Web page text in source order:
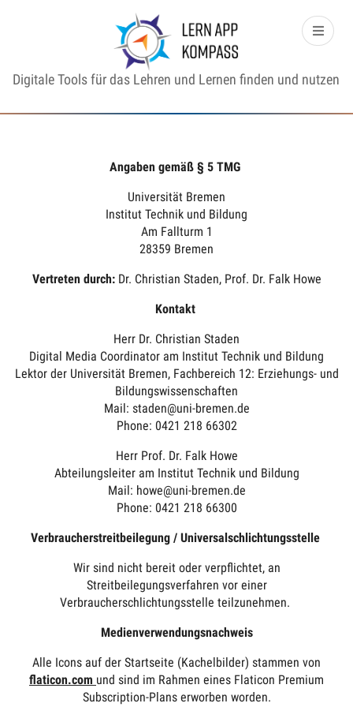
Digitale Tools für das Lehren und Lernen finden und nutzen
Angaben gemäß § 5 TMG
Universität Bremen
Institut Technik und Bildung
Am Fallturm 1
28359 Bremen
Vertreten durch: Dr. Christian Staden, Prof. Dr. Falk Howe
Kontakt
Herr Dr. Christian Staden
Digital Media Coordinator am Institut Technik und Bildung
Lektor der Universität Bremen, Fachbereich 12: Erziehungs- und
Bildungswissenschaften
Mail: staden@uni-bremen.de
Phone: 0421 218 66302
Herr Prof. Dr. Falk Howe
Abteilungsleiter am Institut Technik und Bildung
Mail: howe@uni-bremen.de
Phone: 0421 218 66300
Verbraucherstreitbeilegung / Universalschlichtungsstelle
Wir sind nicht bereit oder verpflichtet, an
Streitbeilegungsverfahren vor einer
Verbraucherschlichtungsstelle teilzunehmen.
Medienverwendungsnachweis
Alle Icons auf der Startseite (Kachelbilder) stammen von
flaticon.com und sind im Rahmen eines Flaticon Premium
Subscription-Plans erworben worden.